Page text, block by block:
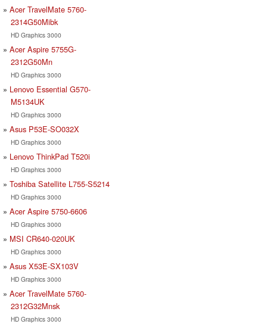
Acer TravelMate 5760-
2314G50Mibk
HD Graphics 3000
Acer Aspire 5755G-
2312G50Mn
HD Graphics 3000
Lenovo Essential G570-
M5134UK
HD Graphics 3000
Asus P53E-SO032X
HD Graphics 3000
Lenovo ThinkPad T520i
HD Graphics 3000
Toshiba Satellite L755-S5214
HD Graphics 3000
Acer Aspire 5750-6606
HD Graphics 3000
MSI CR640-020UK
HD Graphics 3000
Asus X53E-SX103V
HD Graphics 3000
Acer TravelMate 5760-
2312G32Mnsk
HD Graphics 3000